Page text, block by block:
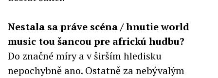
Nestala sa práve scéna / hnutie world
music tou šancou pre africkú hudbu?
Do značné míry a v širším hledisku
nepochybně ano. Ostatně za nebývalým